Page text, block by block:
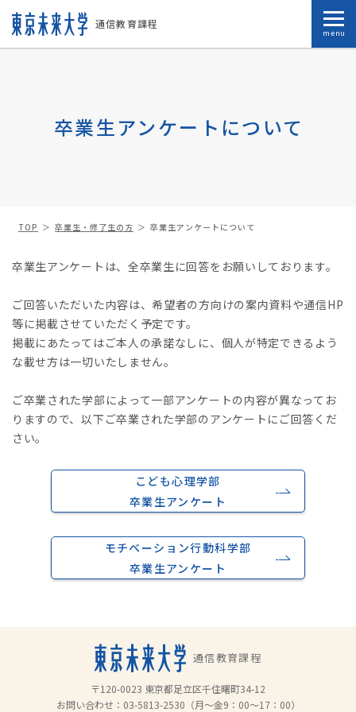
通信教育課程
menu
卒業生アンケートについて
TOP 卒業生・修了生の方 卒業生アンケートについて
卒業生アンケートは、全卒業生に回答をお願いしております。
ご回答いただいた内容は、希望者の方向けの案内資料や通信HP
等に掲載させていただく予定です。
掲載にあたってはご本人の承諾なしに、個人が特定できるよう
な載せ方は一切いたしません。
ご卒業された学部によって一部アンケートの内容が異なってお
りますので、以下ご卒業された学部のアンケートにご回答くだ
さい。
こども心理学部
卒業生アンケート
モチベーション行動科学部
卒業生アンケート
通信教育課程
〒120-0023 東京都足立区千住曙町34-12
お問い合わせ： 03-5813-2530 （月～金9：00～17：00）